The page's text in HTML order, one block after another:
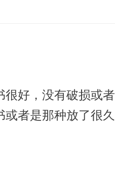
好，没有破损或
者是那种放了很